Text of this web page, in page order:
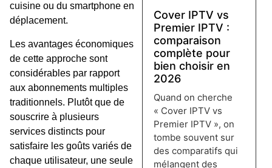
cuisine ou du smartphone en
déplacement.
Les avantages économiques
de cette approche sont
considérables par rapport
aux abonnements multiples
traditionnels. Plutôt que de
souscrire à plusieurs
services distincts pour
satisfaire les goûts variés de
chaque utilisateur, une seule
Cover IPTV vs
Premier IPTV :
comparaison
complète pour
bien choisir en
2026
Quand on cherche
« Cover IPTV vs
Premier IPTV », on
tombe souvent sur
des comparatifs qui
mélangent des